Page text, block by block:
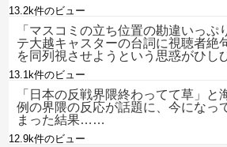
13.2k件のビュー
「マスコミの立ち位置の勘違いっぷ
テ大越キャスターの台詞に視聴者絶
を同列視させようという思惑がひし
13.1k件のビュー
「日本の反戦界隈終わってて草」と
例の界隈の反応が話題に、今になっ
まった結果……
12.9k件のビュー